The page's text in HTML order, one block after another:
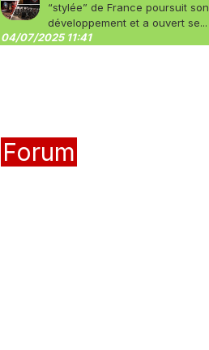
“stylée” de France poursuit son
développement et a ouvert se...
04/07/2025 11:41
Forum